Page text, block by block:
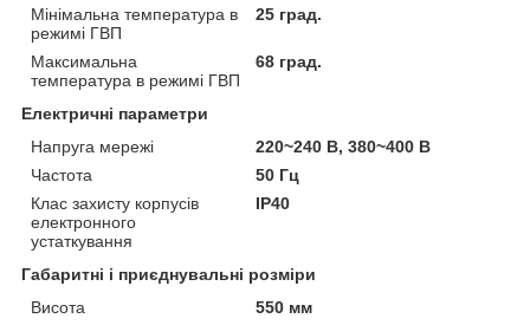
Мінімальна температура в
режимі ГВП
25 град.
Максимальна
температура в режимі ГВП
68 град.
Електричні параметри
Напруга мережі
220~240 В, 380~400 В
Частота
50 Гц
Клас захисту корпусів
електронного
устаткування
IP40
Габаритні і приєднувальні розміри
Висота
550 мм